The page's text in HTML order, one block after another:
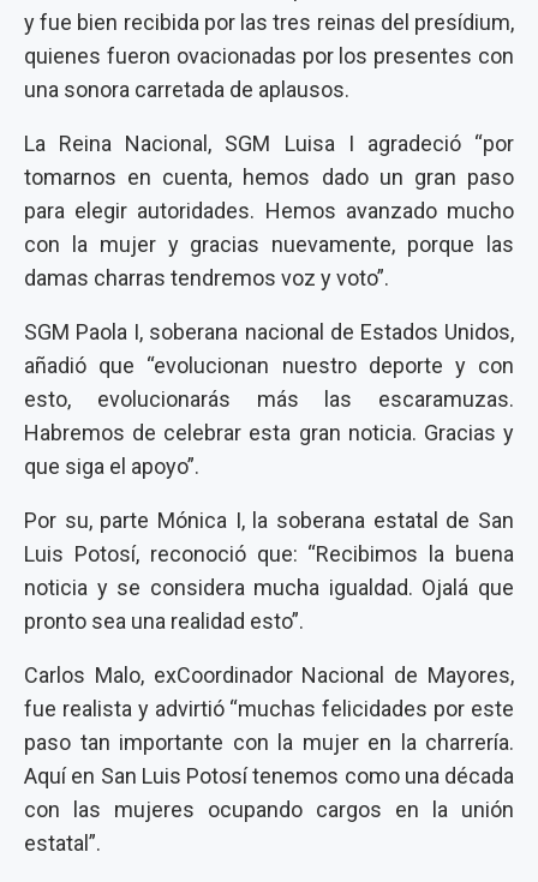
y fue bien recibida por las tres reinas del presídium,
quienes fueron ovacionadas por los presentes con
una sonora carretada de aplausos.
La Reina Nacional, SGM Luisa I agradeció “por
tomarnos en cuenta, hemos dado un gran paso
para elegir autoridades. Hemos avanzado mucho
con la mujer y gracias nuevamente, porque las
damas charras tendremos voz y voto”.
SGM Paola I, soberana nacional de Estados Unidos,
añadió que “evolucionan nuestro deporte y con
esto, evolucionarás más las escaramuzas.
Habremos de celebrar esta gran noticia. Gracias y
que siga el apoyo”.
Por su, parte Mónica I, la soberana estatal de San
Luis Potosí, reconoció que: “Recibimos la buena
noticia y se considera mucha igualdad. Ojalá que
pronto sea una realidad esto”.
Carlos Malo, exCoordinador Nacional de Mayores,
fue realista y advirtió “muchas felicidades por este
paso tan importante con la mujer en la charrería.
Aquí en San Luis Potosí tenemos como una década
con las mujeres ocupando cargos en la unión
estatal”.